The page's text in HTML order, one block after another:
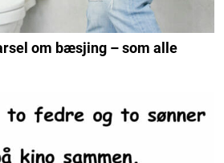
om bæsjing – som alle